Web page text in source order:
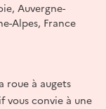
Auvergne-
Alpes, France
roue à augets
convie à une